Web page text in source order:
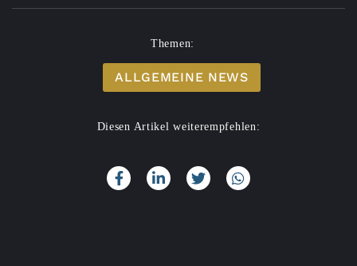
Themen:
ALLGEMEINE NEWS
Diesen Artikel weiterempfehlen: